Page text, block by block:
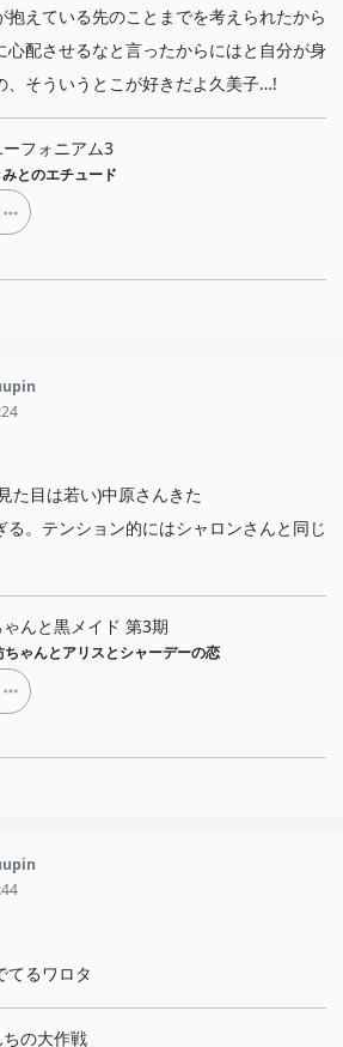
えている先のことまでを考えられたから
心配させるなと言ったからにはと自分が身
、そういうとこが好きだよ久美子…!
フォニアム3
みとのエチュード
た目は若い)中原さんきた
る。テンション的にはシャロンさんと同じ
んと黒メイド 第3期
ちゃんとアリスとシャーデーの恋
てるワロタ
の大作戦